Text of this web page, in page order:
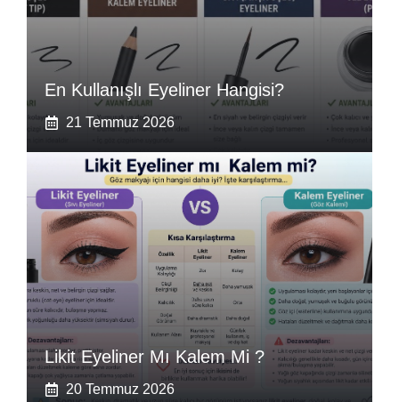
En Kullanışlı Eyeliner Hangisi?
21 Temmuz 2026
Likit Eyeliner Mı Kalem Mi ?
20 Temmuz 2026